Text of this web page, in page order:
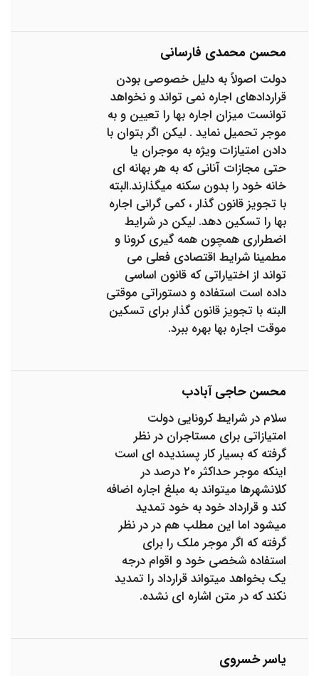
محسن محمدی فارسانی
دولت اصولاً به دلیل خصوصی بودن
قراردادهای اجاره نمی تواند و نخواهد
توانست میزان اجاره بها را تعیین و به
موجر تحمیل نماید . لیکن اگر بتوان با
دادن امتیازات ویژه به موجران یا
حتی مجازات آنانی که به هر بهانه ای
خانه خود را بدون سکنه میگذارند.البته
با تجویز قانون گذار ، کمی گرانی اجاره
بها را تسکین دهد. لیکن در شرایط
اضطراری همچون همه گیری کرونا و
مطمینا شرایط اقتصادی فعلی می
تواند از اختیاراتی که قانون اساسی
داده است استفاده و دستوراتی موقتی
البته با تجویز قانون گذار برای تسکین
موقت اجاره بها بهره ببرد.
محسن حاجی آبادب
سلام در شرایط کرونایی دولت
امتیازاتی برای مستاجران در نظر
گرفته که بسیار کار پسندیده ای است
اینکه موجر حداکثر ۲۰ درصد در
کلانشهرها میتواند به مبلغ اجاره اضافه
کند و قرارداد خود به خود تمدید
میشود اما این مطلب هم در در نظر
گرفته که اگر موجر ملک را برای
استفاده شخصی خود و اقوام درجه
یک بخواهد میتواند قرارداد را تمدید
نکند که در متن اشاره ای نشده.
یاسر خسروی